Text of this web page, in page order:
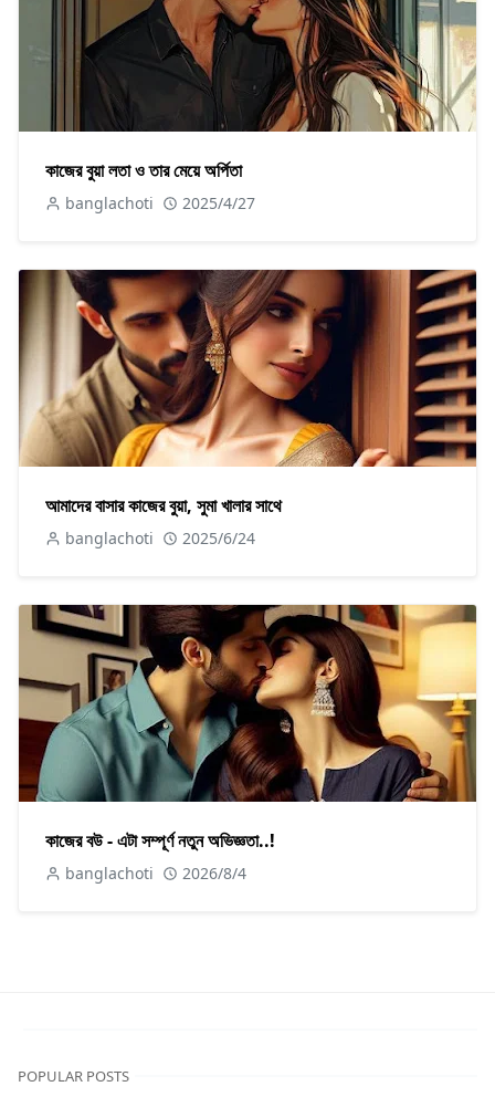
কাজের বুয়া লতা ও তার মেয়ে অর্পিতা
banglachoti 2025/4/27
আমাদের বাসার কাজের বুয়া, সুমা খালার সাথে
banglachoti 2025/6/24
কাজের বউ - এটা সম্পূর্ণ নতুন অভিজ্ঞতা..!
banglachoti 2026/8/4
POPULAR POSTS